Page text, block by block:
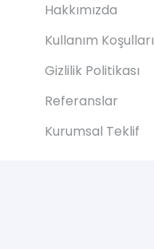
Hakkımızda
Kullanım Koşulları
Gizlilik Politikası
Referanslar
Kurumsal Teklif